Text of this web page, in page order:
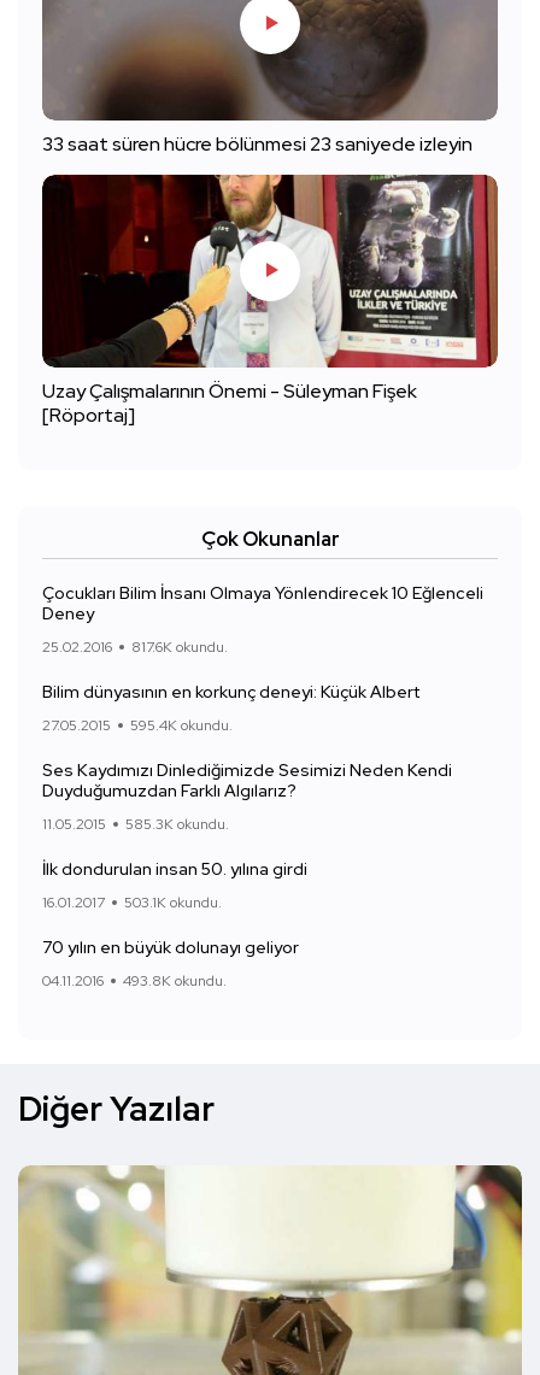
33 saat süren hücre bölünmesi 23 saniyede izleyin
Uzay Çalışmalarının Önemi - Süleyman Fişek
[Röportaj]
Çok Okunanlar
Çocukları Bilim İnsanı Olmaya Yönlendirecek 10 Eğlenceli
Deney
25.02.2016 817.6K okundu.
Bilim dünyasının en korkunç deneyi: Küçük Albert
27.05.2015 595.4K okundu.
Ses Kaydımızı Dinlediğimizde Sesimizi Neden Kendi
Duyduğumuzdan Farklı Algılarız?
11.05.2015 585.3K okundu.
İlk dondurulan insan 50. yılına girdi
16.01.2017 503.1K okundu.
70 yılın en büyük dolunayı geliyor
04.11.2016 493.8K okundu.
Diğer Yazılar